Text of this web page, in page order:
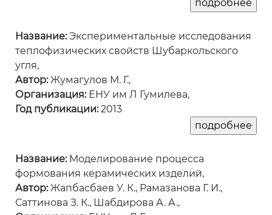
Название:Экспериментальные исследования
теплофизических свойств Шубаркольского
угля,
Автор:Жумагулов М. Г.,
Организация:ЕНУ им Л Гумилева,
Год публикации:2013
Название:Моделирование процесса
формования керамических изделий,
Автор:Жапбасбаев У. К., Рамазанова Г. И.,
Саттинова З. К., Шабдирова А. А.,